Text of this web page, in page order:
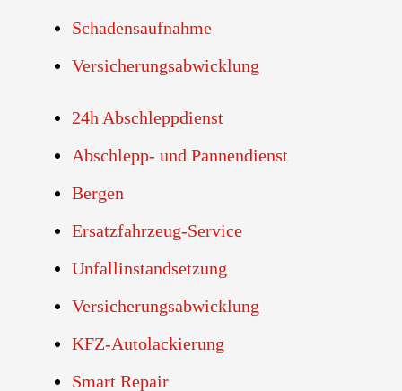
Schadensaufnahme
Versicherungsabwicklung
24h Abschleppdienst
Abschlepp- und Pannendienst
Bergen
Ersatzfahrzeug-Service
Unfallinstandsetzung
Versicherungsabwicklung
KFZ-Autolackierung
Smart Repair